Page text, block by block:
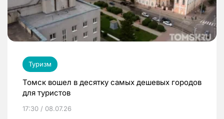
Туризм
Томск вошел в десятку самых дешевых городов
для туристов
17:30 / 08.07.26